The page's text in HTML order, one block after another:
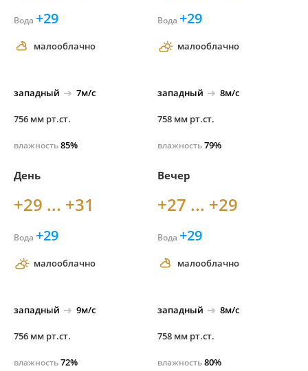
Вода +29
малооблачно
западный 7м/с
756 мм рт.ст.
влажность85%
Вода +29
малооблачно
западный 8м/с
758 мм рт.ст.
влажность79%
День
+29 ... +31
Вода +29
малооблачно
западный 9м/с
756 мм рт.ст.
влажность72%
Вечер
+27 ... +29
Вода +29
малооблачно
западный 8м/с
758 мм рт.ст.
влажность80%